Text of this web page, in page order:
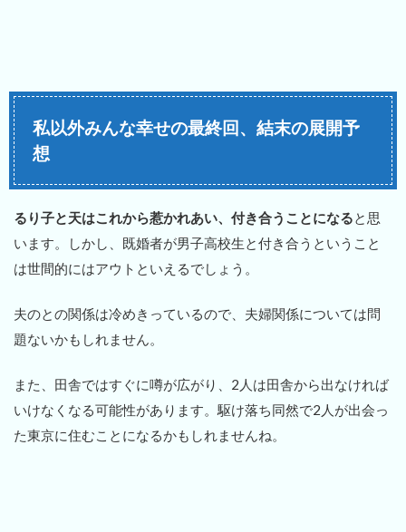
私以外みんな幸せの最終回、結末の展開予
想
るり子と天はこれから惹かれあい、付き合うことになると思
います。しかし、既婚者が男子高校生と付き合うということ
は世間的にはアウトといえるでしょう。
夫のとの関係は冷めきっているので、夫婦関係については問
題ないかもしれません。
また、田舎ではすぐに噂が広がり、2人は田舎から出なければ
いけなくなる可能性があります。駆け落ち同然で2人が出会っ
た東京に住むことになるかもしれませんね。